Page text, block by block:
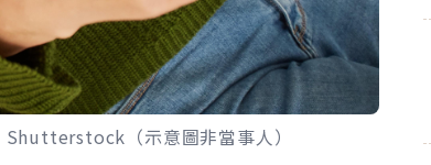
Shutterstock（示意圖非當事人）